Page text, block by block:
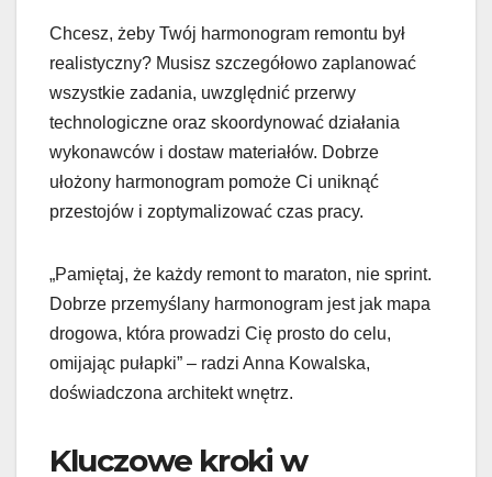
Chcesz, żeby Twój harmonogram remontu był
realistyczny? Musisz szczegółowo zaplanować
wszystkie zadania, uwzględnić przerwy
technologiczne oraz skoordynować działania
wykonawców i dostaw materiałów. Dobrze
ułożony harmonogram pomoże Ci uniknąć
przestojów i zoptymalizować czas pracy.
„Pamiętaj, że każdy remont to maraton, nie sprint.
Dobrze przemyślany harmonogram jest jak mapa
drogowa, która prowadzi Cię prosto do celu,
omijając pułapki” – radzi Anna Kowalska,
doświadczona architekt wnętrz.
Kluczowe kroki w